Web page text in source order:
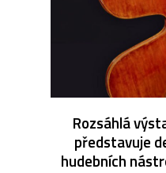
Rozsáhlá
představuje
hudebních